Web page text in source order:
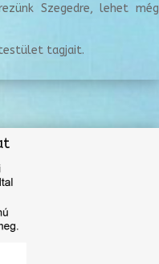
Szegedre, lehet még
tagjait.